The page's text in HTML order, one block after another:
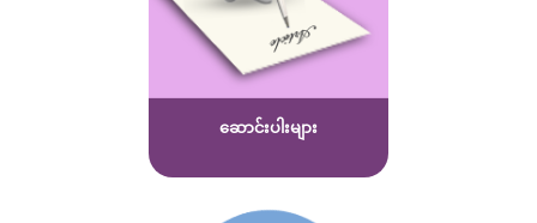
ဆောင်းပါးများ